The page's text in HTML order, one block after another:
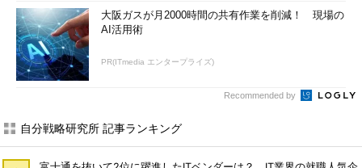
大阪ガスが月2000時間の共有作業を削減！ 現場の
AI活用術
PR(ITmedia エンタープライズ)
Recommended by
自分戦略研究所 記事ランキング